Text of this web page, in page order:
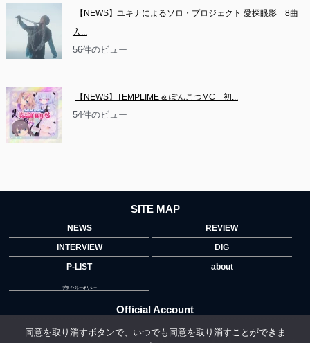
【NEWS】ユキナによるソロ・プロジェクト 愛探眼影　8曲
入...
56件のビュー
【NEWS】TEMPLIME & ぽんこつMC　初...
54件のビュー
SITE MAP
NEWS
REVIEW
INTERVIEW
DIG
P-LIST
about
プライバシーポリシー
Official Account
同意を取り消すボタンで、いつでも同意を取り消すことができま